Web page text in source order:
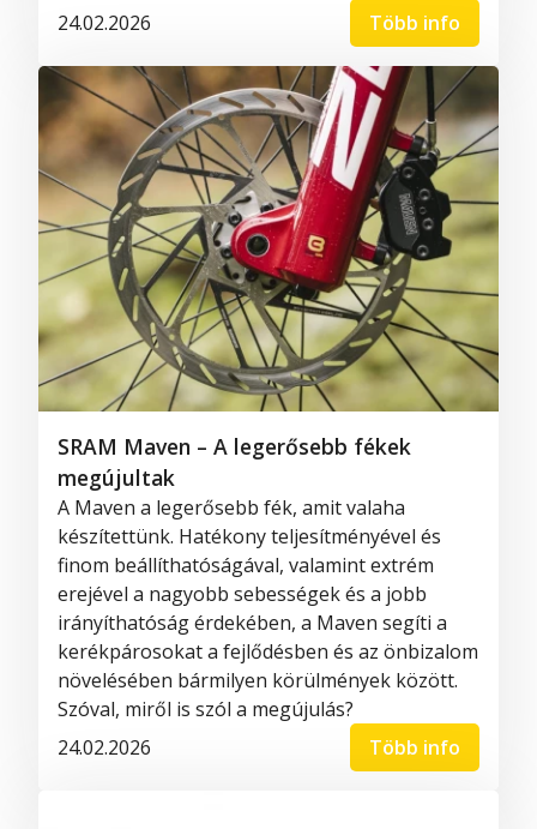
24.02.2026
Több info
SRAM Maven – A legerősebb fékek
megújultak
A Maven a legerősebb fék, amit valaha
készítettünk. Hatékony teljesítményével és
finom beállíthatóságával, valamint extrém
erejével a nagyobb sebességek és a jobb
irányíthatóság érdekében, a Maven segíti a
kerékpárosokat a fejlődésben és az önbizalom
növelésében bármilyen körülmények között.
Szóval, miről is szól a megújulás?
24.02.2026
Több info